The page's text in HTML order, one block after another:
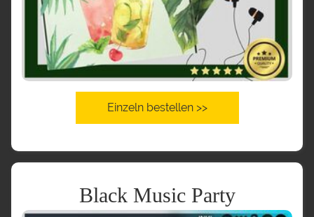
Einzeln bestellen >>
Black Music Party